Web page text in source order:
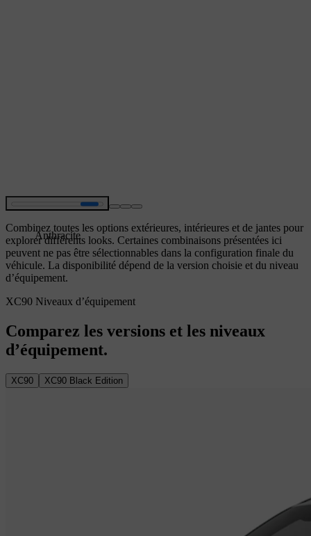
Anthracite
Combinez toutes les options extérieures, intérieures et de jantes pour
explorer différents looks. Certaines combinaisons présentées ici
peuvent ne pas être sélectionnables dans la configuration finale du
véhicule. La disponibilité dépend de la version choisie et du niveau
d’équipement.
XC90 Niveaux d’équipement
Comparez les versions et les niveaux
d’équipement.
XC90 XC90 Black Edition